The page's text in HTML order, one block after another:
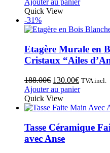
Ajouter au panier
Quick View
-31%
Etagère Murale en
Cristaux “Ailes
188.00€ 130.00€ TVA incl.
Ajouter au panier
Quick View
Tasse Céramique
avec Anse